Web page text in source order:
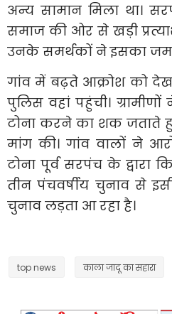
अन्य सामान मिला था।
समाज की ओर से खड़ी
उनके समर्थकों ने इसका
गांव में बढ़ते आक्रोश को
पुलिस वहां पहुंची।
टोना करने का शक जताते
मांग की। गांव वालों ने
टोना पूर्व सरपंच के द्वारा
तीन पंचवर्षीय चुनाव से
चुनाव लड़ता आ रहा है।
top news काला जादू का सहारा